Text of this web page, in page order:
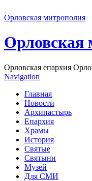
Орловская митрополия
Орловская
Орловская епархия
Navigation
Главная
Новости
Архипастырь
Епархия
Храмы
История
Святые
Святыни
Музей
Для СМИ